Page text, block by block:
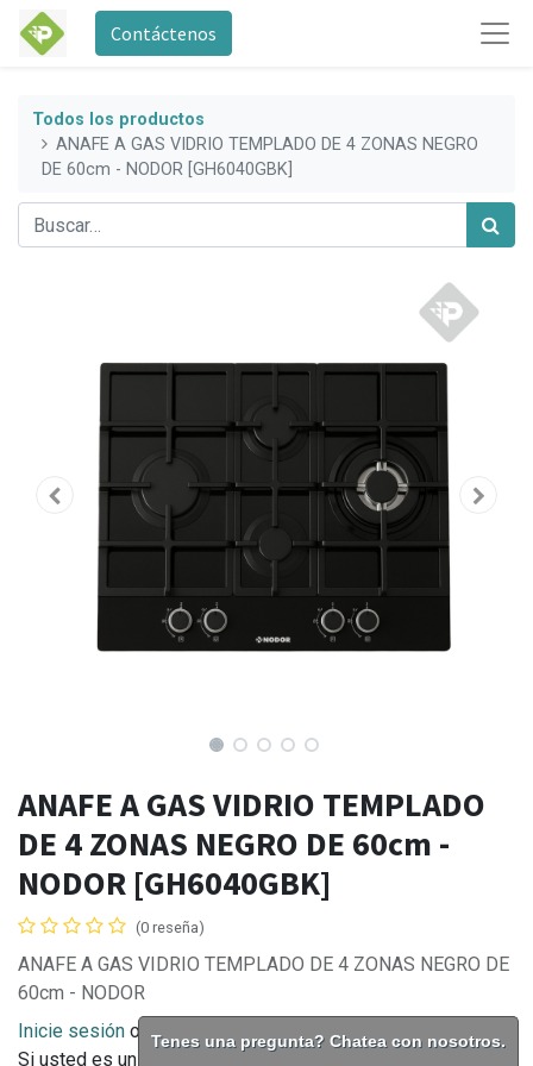
Contáctenos
Todos los productos
ANAFE A GAS VIDRIO TEMPLADO DE 4 ZONAS NEGRO
DE 60cm - NODOR [GH6040GBK]
ANAFE A GAS VIDRIO TEMPLADO
DE 4 ZONAS NEGRO DE 60cm -
NODOR [GH6040GBK]
(0 reseña)
ANAFE A GAS VIDRIO TEMPLADO DE 4 ZONAS NEGRO DE
60cm - NODOR
Inicie sesión o contacte
con pronto para obtener su cuenta.
Si usted es un consumidor final puede comprar en
Tenes una pregunta? Chatea con nosotros.